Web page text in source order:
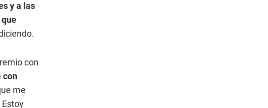
y a las
con
con
me